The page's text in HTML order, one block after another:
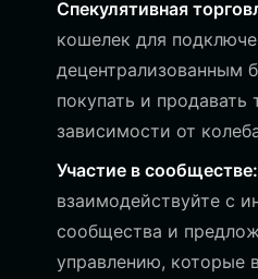
Спекулятивная
кошелек для
децентрализованным
покупать и продавать
зависимости от
Участие в сообществе:
взаимодействуйте с
сообщества и
управлению, которые